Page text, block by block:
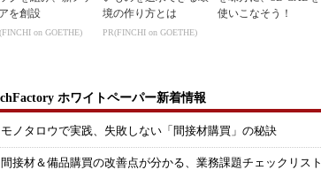
を創設
on GOETHE)
境の作り方とは
PR(FINCHI on GOETHE)
使いこなそう！
ホワイトペーパー新着情報
モノタロウで実践、失敗しない「間接材購買」の秘訣
間接材＆備品購買の改善点が分かる、業務課題チェックリスト